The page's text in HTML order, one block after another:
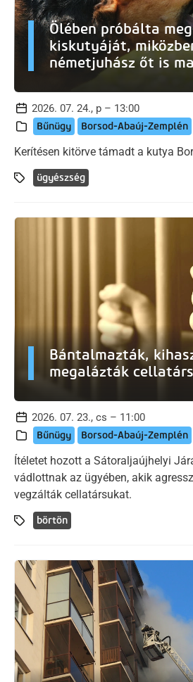
Ölében próbálta
kiskutyáját,
németjuhász őt is
2026. 07. 24., p – 13:00
Bűnügy Borsod-Abaúj-Zemplén
Kerítésen kitörve támadt a kutya
ügyészség
Bántalmazták,
megalázták
2026. 07. 23., cs – 11:00
Bűnügy Borsod-Abaúj-Zemplén
Ítéletet hozott a Sátoraljaújhelyi
vádlottnak az ügyében, akik
vegzálták cellatársukat.
börtön